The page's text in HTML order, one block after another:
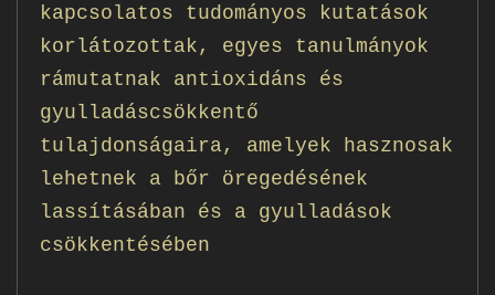
kapcsolatos tudományos kutatások
korlátozottak, egyes tanulmányok
rámutatnak antioxidáns és
gyulladáscsökkentő
tulajdonságaira, amelyek hasznosak
lehetnek a bőr öregedésének
lassításában és a gyulladások
csökkentésében